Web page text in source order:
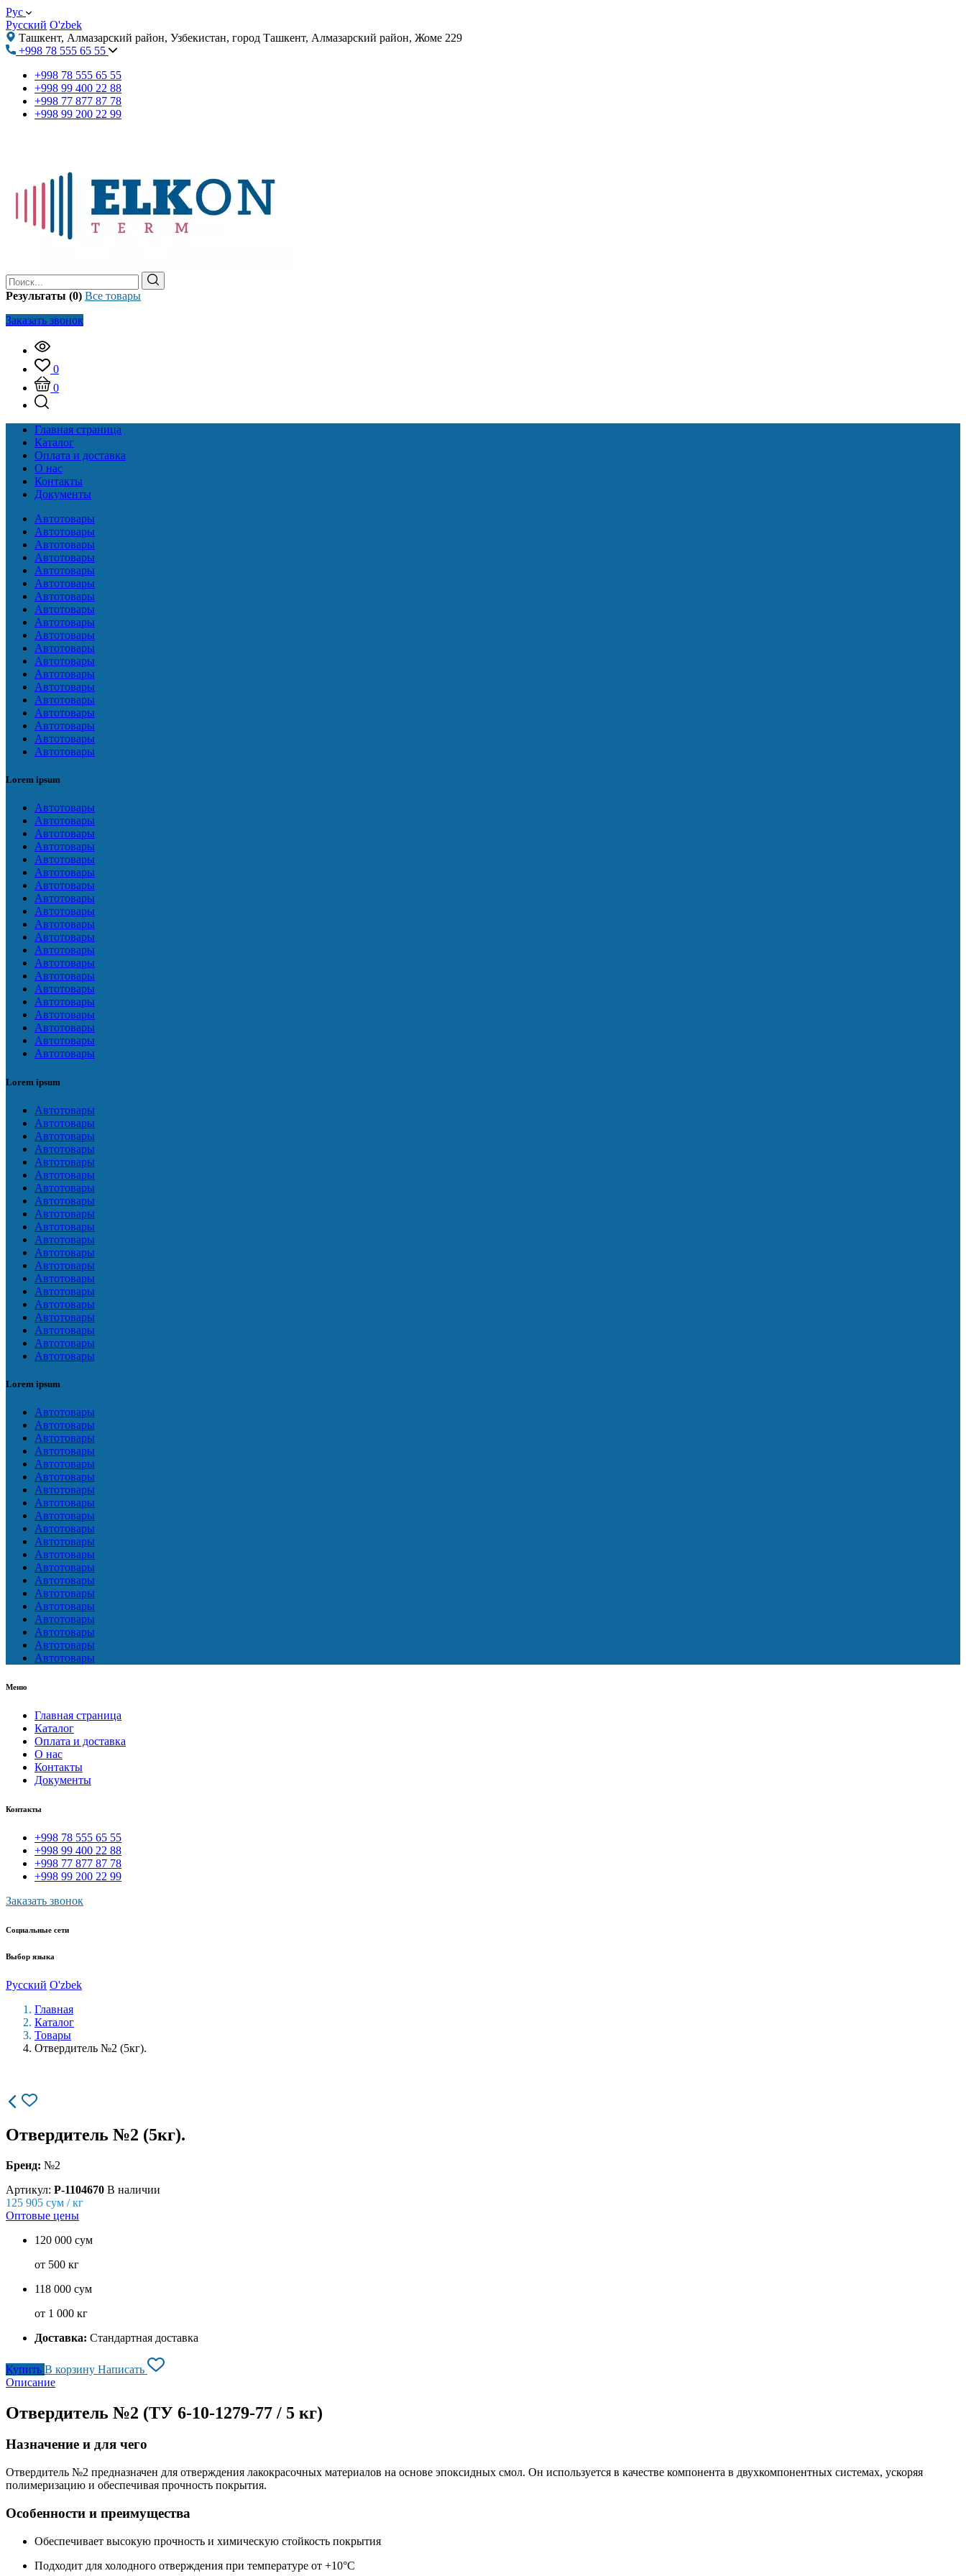
Рус
Русский O'zbek
Ташкент, Алмазарский район, Узбекистан, город Ташкент, Алмазарский район, Жоме 229
+998 78 555 65 55
+998 78 555 65 55
+998 99 400 22 88
+998 77 877 87 78
+998 99 200 22 99
Результаты (0) Все товары
Заказать звонок
0
0
Главная страница
Каталог
Оплата и доставка
О нас
Контакты
Документы
Автотовары
Автотовары
Автотовары
Автотовары
Автотовары
Автотовары
Автотовары
Автотовары
Автотовары
Автотовары
Автотовары
Автотовары
Автотовары
Автотовары
Автотовары
Автотовары
Автотовары
Автотовары
Автотовары
Lorem ipsum
Автотовары
Автотовары
Автотовары
Автотовары
Автотовары
Автотовары
Автотовары
Автотовары
Автотовары
Автотовары
Автотовары
Автотовары
Автотовары
Автотовары
Автотовары
Автотовары
Автотовары
Автотовары
Автотовары
Автотовары
Lorem ipsum
Автотовары
Автотовары
Автотовары
Автотовары
Автотовары
Автотовары
Автотовары
Автотовары
Автотовары
Автотовары
Автотовары
Автотовары
Автотовары
Автотовары
Автотовары
Автотовары
Автотовары
Автотовары
Автотовары
Автотовары
Lorem ipsum
Автотовары
Автотовары
Автотовары
Автотовары
Автотовары
Автотовары
Автотовары
Автотовары
Автотовары
Автотовары
Автотовары
Автотовары
Автотовары
Автотовары
Автотовары
Автотовары
Автотовары
Автотовары
Автотовары
Автотовары
Меню
Главная страница
Каталог
Оплата и доставка
О нас
Контакты
Документы
Контакты
+998 78 555 65 55
+998 99 400 22 88
+998 77 877 87 78
+998 99 200 22 99
Заказать звонок
Социальные сети
Выбор языка
Русский O'zbek
Главная
Каталог
Товары
Отвердитель №2 (5кг).
Отвердитель №2 (5кг).
Бренд: №2
Артикул: P-1104670 В наличии
125 905 сум / кг
Оптовые цены
120 000 сум
от 500 кг
118 000 сум
от 1 000 кг
Доставка: Стандартная доставка
Купить В корзину Написать
Описание
Отвердитель №2 (ТУ 6-10-1279-77 / 5 кг)
Назначение и для чего
Отвердитель №2 предназначен для отверждения лакокрасочных материалов на основе эпоксидных смол. Он используется в качестве компонента в двухкомпонентных системах, ускоряя
полимеризацию и обеспечивая прочность покрытия.
Особенности и преимущества
Обеспечивает высокую прочность и химическую стойкость покрытия
Подходит для холодного отверждения при температуре от +10°С